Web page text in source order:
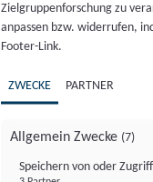
Zielgruppenforschung zu
anpassen bzw. widerrufen,
Footer-Link.
ZWECKE PARTNER
Allgemein Zwecke (7)
Speichern von oder